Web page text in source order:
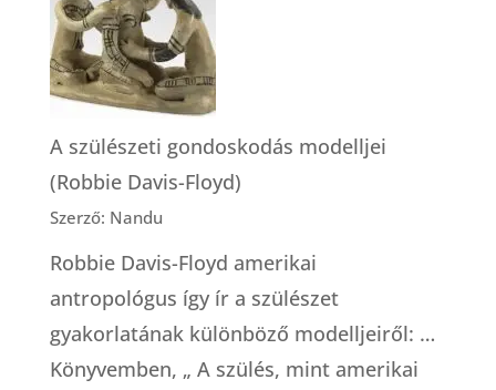
kórházban?
A szülészeti gondoskodás modelljei
(Robbie Davis-Floyd)
Szerző: Nandu
Robbie Davis-Floyd amerikai
antropológus így ír a szülészet
gyakorlatának különböző modelljeiről: …
Könyvemben, „ A szülés, mint amerikai